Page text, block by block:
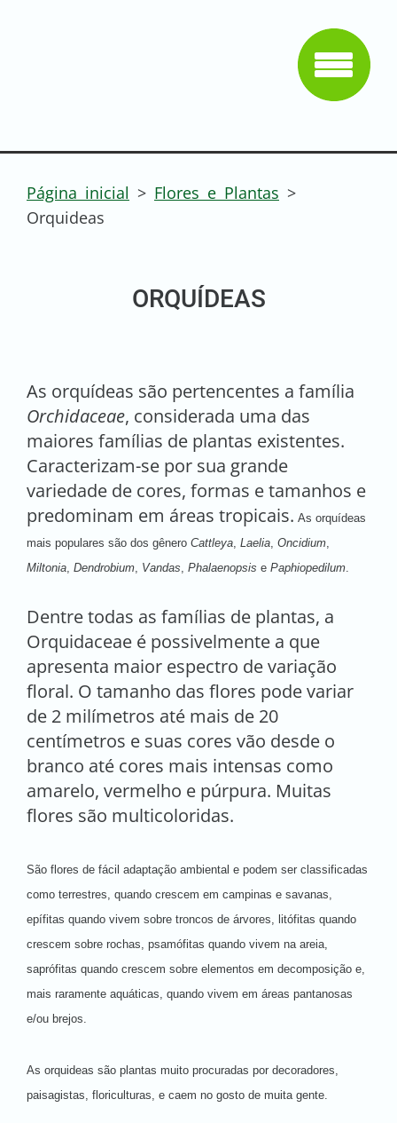
Página inicial > Flores e Plantas >
Orquideas
ORQUÍDEAS
As orquídeas são pertencentes a família
Orchidaceae, considerada uma das
maiores famílias de plantas existentes.
Caracterizam-se por sua grande
variedade de cores, formas e tamanhos e
predominam em áreas tropicais. As orquídeas
mais populares são dos gênero Cattleya, Laelia, Oncidium,
Miltonia, Dendrobium, Vandas, Phalaenopsis e Paphiopedilum.
Dentre todas as famílias de plantas, a
Orquidaceae é possivelmente a que
apresenta maior espectro de variação
floral. O tamanho das flores pode variar
de 2 milímetros até mais de 20
centímetros e suas cores vão desde o
branco até cores mais intensas como
amarelo, vermelho e púrpura. Muitas
flores são multicoloridas.
São flores de fácil adaptação ambiental e podem ser classificadas
como terrestres, quando crescem em campinas e savanas,
epífitas quando vivem sobre troncos de árvores, litófitas quando
crescem sobre rochas, psamófitas quando vivem na areia,
saprófitas quando crescem sobre elementos em decomposição e,
mais raramente aquáticas, quando vivem em áreas pantanosas
e/ou brejos.
As orquideas são plantas muito procuradas por decoradores,
paisagistas, floriculturas, e caem no gosto de muita gente.